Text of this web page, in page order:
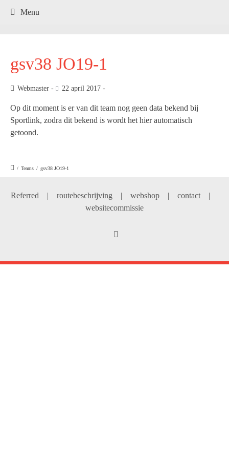
gsv38 JO19-1
Webmaster 22 april 2017
Op dit moment is er van dit team nog geen data bekend bij
Sportlink, zodra dit bekend is wordt het hier automatisch
getoond.
/ Teams / gsv38 JO19-1
Referred | routebeschrijving | webshop | contact |
websitecommissie
Menu